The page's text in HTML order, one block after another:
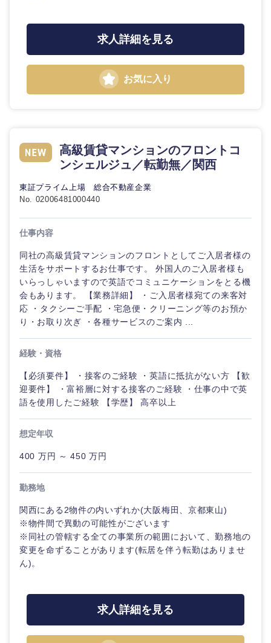
石川県 福井県
山梨県
求人詳細を見る
お気に入り
高級賃貸マンションのフロントコ
ンシェルジュ／転勤無／関西
東証プライム上場 総合不動産企業
No. 02006481000440
仕事内容
同社の高級賃貸マンションのフロントとしてご入居者様の
生活をサポートするお仕事です。 外国人のご入居者様も
いらっしゃいますので英語でコミュニケーションをとる機
会もあります。 【業務詳細】 ・ご入居者様宛ての来客対
応 ・タクシーご手配 ・宅急便・クリーニング等のお預か
り・お取り次ぎ ・各種サービスのご案内 ...
経験・資格
【必須要件】 ・接客のご経験 ・英語に抵抗がない方 【歓
迎要件】 ・富裕層に対する接客のご経験 ・仕事の中で英
語を使用したご経験 【学歴】 高卒以上
想定年収
400 万円 ～ 450 万円
勤務地
関西にある2物件の内いずれか(大阪梅田、京都東山)
※物件間で異動の可能性がございます
※同社の管轄する全ての事業所の範囲において、勤務地の
変更を命ずることがあります(転居を伴う転勤はありませ
ん)。
求人詳細を見る